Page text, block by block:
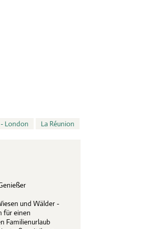
London La Réunion
und Wälder -
für einen
Familienurlaub